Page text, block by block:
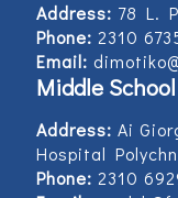
Address: 78 L.
Phone: 2310
Email:
Middle
Address: Ai
Hospital
Phone: 2310